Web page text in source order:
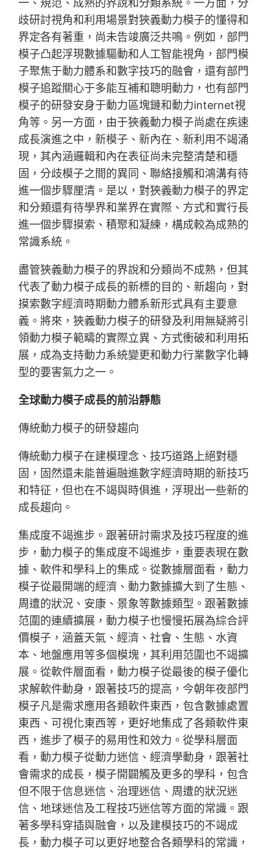
歧研討視角和利用場景對狹義動力模子的懂得和
界定各有著重，尚未告竣廣泛共鳴。例如，部門
模子凸起浮現數據驅動和人工智能視角，部門模
子聚焦于動力體系和數字技巧的融會，還有部門
模子追蹤關心于多能互補和聰明動力，也有部門
模子的研發安身于動力區塊鏈和動力internet視
角等。另一方面，由于狹義動力模子尚處在疾速
成長演進之中，新模子、新內在、新利用不竭涌
現，其內涵邏輯和內在表征尚未完整清楚和穩
固，分歧模子之間的異同、聯絡接觸和鴻溝有待
進一個步驟厘清。是以，對狹義動力模子的界定
和分類還有待學界和業界在實際、方式和實行長
進一個步驟摸索、積聚和凝練，構成較為成熟的
常識系統。
盡管狹義動力模子的界說和分類尚不成熟，但其
代表了動力模子成長的新標的目的、新趨向，對
摸索數字經濟時期動力體系新形式具有主要意
義。將來，狹義動力模子的研發及利用無疑將引
領動力模子範疇的實際立異、方式衝破和利用拓
展，成為支持動力系統變更和動力行業數字化轉
型的要害氣力之一。
全球動力模子成長的前沿靜態
傳統動力模子的研發趨向
傳統動力模子在建模理念、技巧道路上絕對穩
固，固然還未能普遍融進數字經濟時期的新技巧
和特征，但也在不竭與時俱進，浮現出一些新的
成長趨向。
集成度不竭進步。跟著研討需求及技巧程度的進
步，動力模子的集成度不竭進步，重要表現在數
據、軟件和學科上的集成。從數據層面看，動力
模子從最開端的經濟、動力數據擴大到了生態、
周遭的狀況、安康、景象等數據類型。跟著數據
范圍的連續擴展，動力模子也慢慢拓展為綜合評
價模子，涵蓋天氣、經濟、社會、生態、水資
本、地盤應用等多個模塊，其利用范圍也不竭擴
展。從軟件層面看，動力模子從最後的模子優化
求解軟件動身，跟著技巧的提高，今朝年夜部門
模子凡是需求應用各類軟件東西，包含數據處置
東西、可視化東西等，更好地集成了各類軟件東
西，進步了模子的易用性和效力。從學科層面
看，動力模子從動力迷信、經濟學動身，跟著社
會需求的成長，模子開闢觸及更多的學科，包含
但不限于信息迷信、治理迷信、周遭的狀況迷
信、地球迷信及工程技巧迷信等方面的常識。跟
著多學科穿插與融會，以及建模技巧的不竭成
長，動力模子可以更好地整合各類學科的常識，